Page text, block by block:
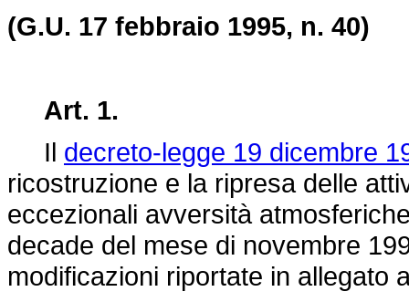
(G.U. 17 febbraio 1995, n. 40)
Art. 1.
Il decreto-legge 19 dicembre
ricostruzione e la ripresa delle
eccezionali avversità
decade del mese di novembre
modificazioni riportate in allegato